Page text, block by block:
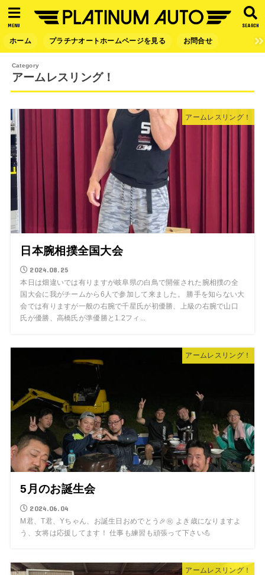
SEARCH
MENU
ホーム プラチナオートホームページを見る お問合せ
アームレスリング！
アームレスリング！
日本腕相撲全国大会
2024.08.25
本日は畑違いでは有りますが岐阜県の白鳥で開催された腕相撲の全
国大会に我がチームから6人で参加して来ました。 勝手を知らない大
会では有りますが一般の右腕で千星氏が初優勝、上級の右腕で山口
氏が優勝、高橋氏が準優勝と1.2フィ...
アームレスリング！
5月のお誕生会
2024.06.04
M君、T君、Yちゃん、お誕生日おめでとう🎉㊗️ よき歳になりますよ
う、女将は応援してます！ 仕事も練習も頑張って下さい💪
アームレスリング！